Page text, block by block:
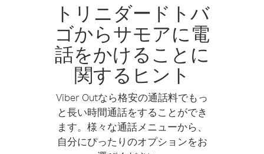
トリニダードトバ
ゴからサモアに電
話をかけることに
関するヒント
Viber Outなら格安の通話料でもっ
と長い時間通話をすることができ
ます。様々な通話メニューから、
自分にぴったりのオプションをお